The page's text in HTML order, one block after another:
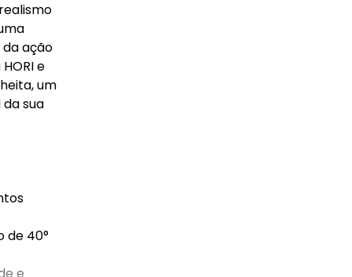
ação
e
um
sua
de 40°